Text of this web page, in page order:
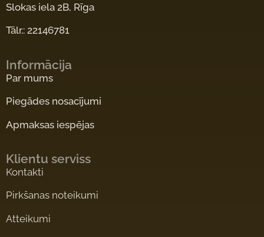
Slokas iela 2B, Rīga
Tālr.: 22146781
Informācija
Par mums
Piegādes nosacījumi
Apmaksas iespējas
Klientu serviss
Kontakti
Pirkšanas noteikumi
Atteikumi